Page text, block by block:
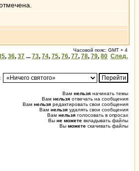
Часовой пояс: GMT + 4
, 36, 37 ... 73, 74, 75, 76, 77, 78, 79, 80 След.
Вам нельзя начинать темы
Вам нельзя отвечать на сообщения
Вам нельзя редактировать свои сообщения
Вам нельзя удалять свои сообщения
Вам нельзя голосовать в опросах
Вы не можете вкладывать файлы
Вы можете скачивать файлы